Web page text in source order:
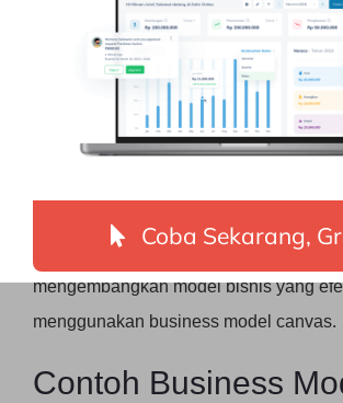
mereka dan mempertimbangkan
meminimalkan biaya dan
operasional. Dalam meninjau cost
perusahaan dapat mengevaluasi model
dan mengoptimalkan kinerja keuangan
perusahaan dapat secara sistematis
mengembangkan model bisnis yang
menggunakan business model canvas.
Contoh Business
Coba Sekarang,